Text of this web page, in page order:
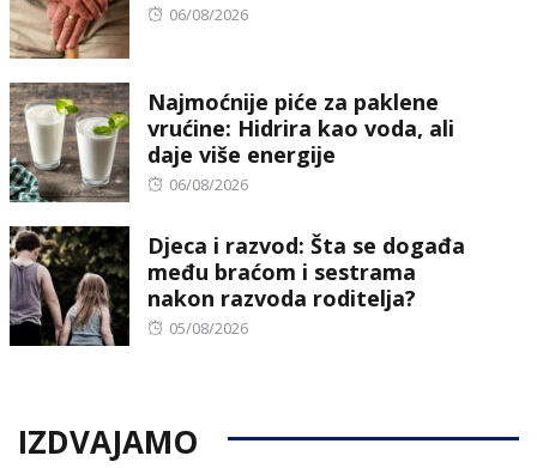
Posted
06/08/2026
Najmoćnije piće za paklene
vrućine: Hidrira kao voda, ali
daje više energije
Posted
06/08/2026
Djeca i razvod: Šta se događa
među braćom i sestrama
nakon razvoda roditelja?
Posted
05/08/2026
IZDVAJAMO